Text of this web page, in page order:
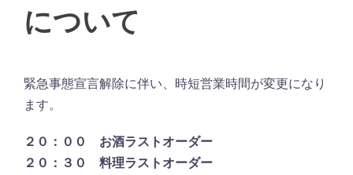
について
緊急事態宣言解除に伴い、時短営業時間が変更になり
ます。
２０：００ お酒ラストオーダー
２０：３０ 料理ラストオーダー